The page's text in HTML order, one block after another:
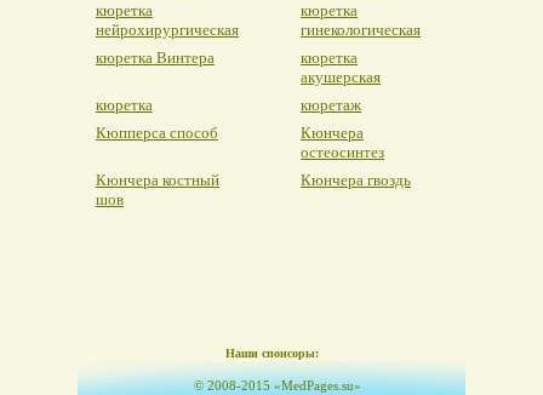
кюретка
нейрохирургическая
кюретка
гинекологическая
кюретка Винтера
кюретка
акушерская
кюретка
кюретаж
Кюпперса способ
Кюнчера
остеосинтез
Кюнчера костный
шов
Кюнчера гвоздь
Наши спонсоры:
© 2008-2015 «MedPages.su»